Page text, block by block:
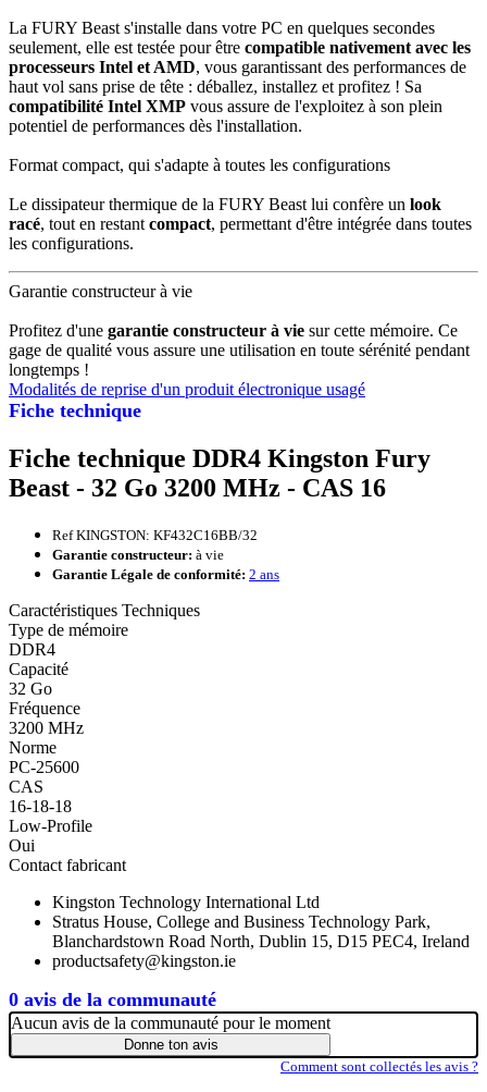
Fiche technique
0 avis de la communauté
La FURY Beast s'installe dans votre PC en quelques secondes
seulement, elle est testée pour être compatible nativement avec les
processeurs Intel et AMD, vous garantissant des performances de
haut vol sans prise de tête : déballez, installez et profitez ! Sa
compatibilité Intel XMP vous assure de l'exploitez à son plein
potentiel de performances dès l'installation.
Format compact, qui s'adapte à toutes les configurations
Le dissipateur thermique de la FURY Beast lui confère un look
racé, tout en restantcompact, permettant d'être intégrée dans toutes
les configurations.
Garantie constructeur à vie
Profitez d'une garantie constructeur à vie sur cette mémoire. Ce
gage de qualité vous assure une utilisation en toute sérénité pendant
longtemps !
Modalités de reprise d'un produit électronique usagé
Fiche technique DDR4 Kingston Fury
Beast - 32 Go 3200 MHz - CAS 16
Ref KINGSTON: KF432C16BB/32
Garantie constructeur: à vie
Garantie Légale de conformité: 2 ans
Caractéristiques Techniques
Type de mémoire
DDR4
Capacité
32 Go
Fréquence
3200 MHz
Norme
PC-25600
CAS
16-18-18
Low-Profile
Oui
Contact fabricant
Kingston Technology International Ltd
Stratus House, College and Business Technology Park,
Blanchardstown Road North, Dublin 15, D15 PEC4, Ireland
productsafety@kingston.ie
Aucun avis de la communauté pour le moment
Donne ton avis
Comment sont collectés les avis ?